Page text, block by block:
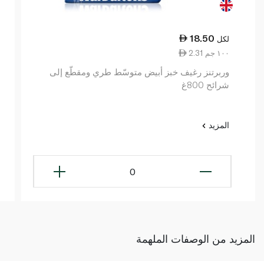
18.50 لكل
2.31 ١٠٠ جم
وربرتنز رغيف خبز أبيض متوسّط طري ومقطّع إلى
شرائح 800غ
المزيد
0
المزيد من الوصفات الملهمة